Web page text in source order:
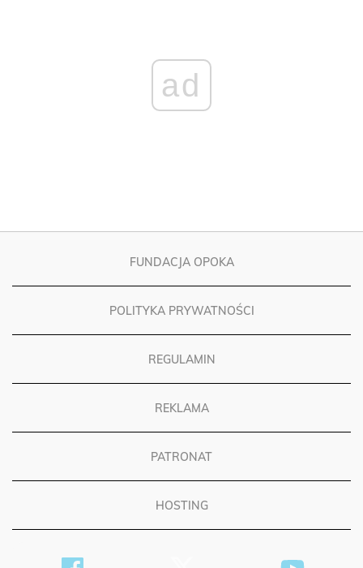
ad
FUNDACJA OPOKA
POLITYKA PRYWATNOŚCI
REGULAMIN
REKLAMA
PATRONAT
HOSTING